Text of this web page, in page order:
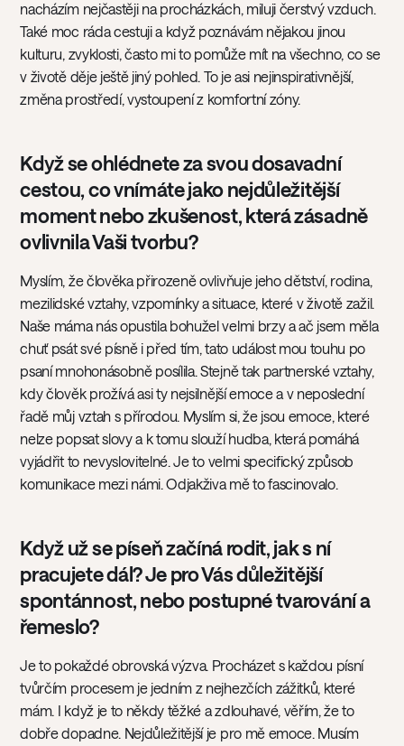
nacházím nejčastěji na procházkách, miluji čerstvý vzduch.
Také moc ráda cestuji a když poznávám nějakou jinou
kulturu, zvyklosti, často mi to pomůže mít na všechno, co se
v životě děje ještě jiný pohled. To je asi nejinspirativnější,
změna prostředí, vystoupení z komfortní zóny.
Když se ohlédnete za svou dosavadní
cestou, co vnímáte jako nejdůležitější
moment nebo zkušenost, která zásadně
ovlivnila Vaši tvorbu?
Myslím, že člověka přirozeně ovlivňuje jeho dětství, rodina,
mezilidské vztahy, vzpomínky a situace, které v životě zažil.
Naše máma nás opustila bohužel velmi brzy a ač jsem měla
chuť psát své písně i před tím, tato událost mou touhu po
psaní mnohonásobně posílila. Stejně tak partnerské vztahy,
kdy člověk prožívá asi ty nejsilnější emoce a v neposlední
řadě můj vztah s přírodou. Myslím si, že jsou emoce, které
nelze popsat slovy a k tomu slouží hudba, která pomáhá
vyjádřit to nevyslovitelné. Je to velmi specifický způsob
komunikace mezi námi. Odjakživa mě to fascinovalo.
Když už se píseň začíná rodit, jak s ní
pracujete dál? Je pro Vás důležitější
spontánnost, nebo postupné tvarování a
řemeslo?
Je to pokaždé obrovská výzva. Procházet s každou písní
tvůrčím procesem je jedním z nejhezčích zážitků, které
mám. I když je to někdy těžké a zdlouhavé, věřím, že to
dobře dopadne. Nejdůležitější je pro mě emoce. Musím